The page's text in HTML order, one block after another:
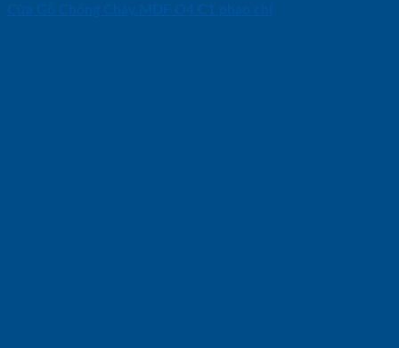
Cửa Gỗ Chống Cháy MDF O4 C1 phao chi